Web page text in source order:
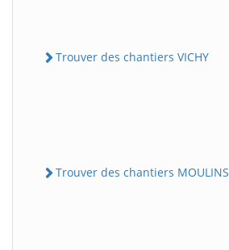
Trouver des chantiers VICHY
Trouver des chantiers MOULINS